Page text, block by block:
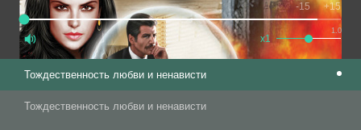
1.0
x1
-15 +15
Тождественность любви и ненависти
Тождественность любви и ненависти